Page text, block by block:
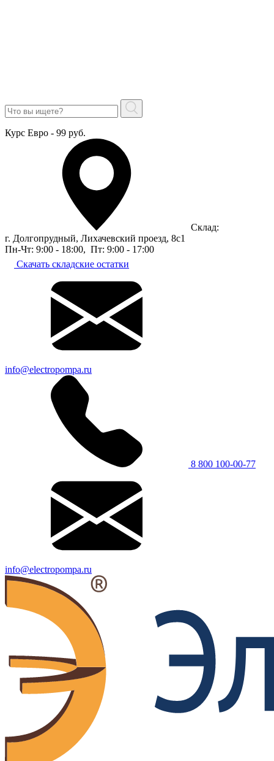
Курс Евро - 99 руб.
Склад:
г. Долгопрудный, Лихачевский проезд, 8c1
Пн-Чт: 9:00 - 18:00, Пт: 9:00 - 17:00
Скачать складские остатки
info@electropompa.ru
8 800 100-00-77
info@electropompa.ru